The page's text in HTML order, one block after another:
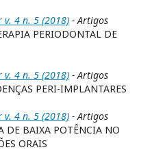
v. 4 n. 5 (2018) - Artigos
PERIODONTAL DE
v. 4 n. 5 (2018) - Artigos
PERI-IMPLANTARES
v. 4 n. 5 (2018) - Artigos
DE BAIXA POTÊNCIA NO
ORAIS